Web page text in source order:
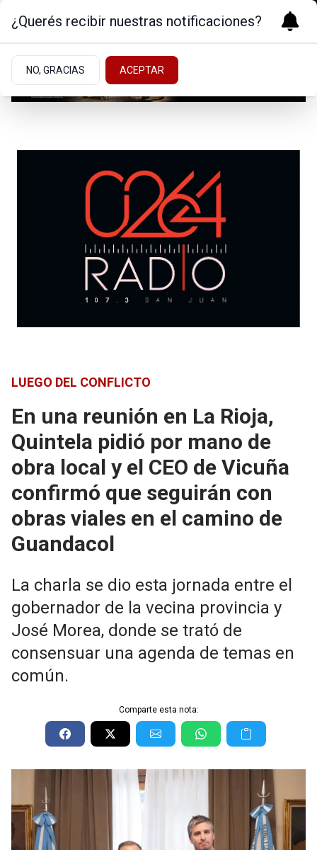
LUEGO DEL CONFLICTO
En una reunión en La Rioja,
Quintela pidió por mano de
obra local y el CEO de Vicuña
confirmó que seguirán con
obras viales en el camino de
Guandacol
La charla se dio esta jornada entre el
gobernador de la vecina provincia y
José Morea, donde se trató de
consensuar una agenda de temas en
común.
Comparte esta nota:
¿Querés recibir nuestras notificaciones?
NO, GRACIAS ACEPTAR